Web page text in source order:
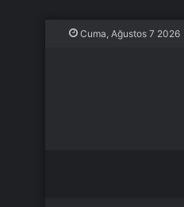
Cuma, Ağustos 7 2026